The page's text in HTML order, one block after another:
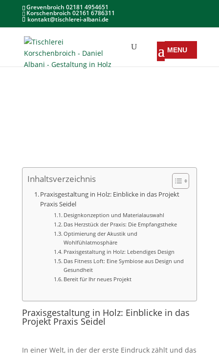
Grevenbroich 02181 4954651
Korschenbroich 02161 6786311
kontakt@tischlerei-albani.de
Inhaltsverzeichnis
Praxisgestaltung in Holz: Einblicke in das Projekt
Praxis Seidel
Designkonzeption und Materialauswahl
Das Herzstück der Praxis: Die Empfangstheke
Optimierung der Akustik und
Wohlfühlatmosphäre
Praxisgestaltung in Holz: Lebendiges Design
Das Fitness Loft: Eine Symbiose aus Design und
Gesundheit
Bereit für Ihr neues Projekt
Praxisgestaltung in Holz: Einblicke in das
Projekt Praxis Seidel
In einer Welt, in der der erste Eindruck zählt und das